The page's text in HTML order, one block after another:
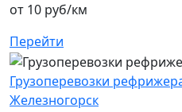
от 10 руб/км
Перейти
Грузоперевозки
Железногорск